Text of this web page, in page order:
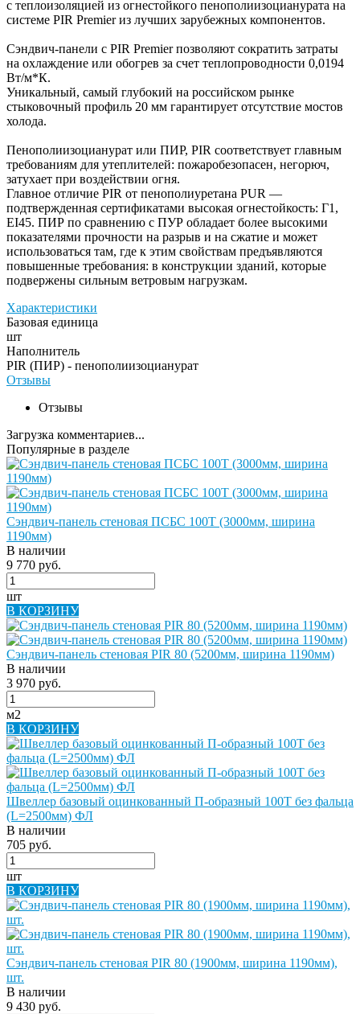
с теплоизоляцией из огнестойкого пенополиизоцианурата на
системе PIR Premier из лучших зарубежных компонентов.
Сэндвич-панели с PIR Premier позволяют сократить затраты
на охлаждение или обогрев за счет теплопроводности 0,0194
Вт/м*К.
Уникальный, самый глубокий на российском рынке
стыковочный профиль 20 мм гарантирует отсутствие мостов
холода.
Пенополиизоцианурат или ПИР, PIR соответствует главным
требованиям для утеплителей: пожаробезопасен, негорюч,
затухает при воздействии огня.
Главное отличие PIR от пенополиуретана PUR —
подтвержденная сертификатами высокая огнестойкость: Г1,
EI45. ПИР по сравнению с ПУР обладает более высокими
показателями прочности на разрыв и на сжатие и может
использоваться там, где к этим свойствам предъявляются
повышенные требования: в конструкции зданий, которые
подвержены сильным ветровым нагрузкам.
Характеристики
Базовая единица
шт
Наполнитель
PIR (ПИР) - пенополиизоцианурат
Отзывы
Отзывы
Загрузка комментариев...
Популярные в разделе
Сэндвич-панель стеновая ПСБС 100Т (3000мм, ширина
1190мм)
В наличии
9 770 руб.
шт
В КОРЗИНУ
Сэндвич-панель стеновая PIR 80 (5200мм, ширина 1190мм)
В наличии
3 970 руб.
м2
В КОРЗИНУ
Швеллер базовый оцинкованный П-образный 100Т без фальца
(L=2500мм) ФЛ
В наличии
705 руб.
шт
В КОРЗИНУ
Сэндвич-панель стеновая PIR 80 (1900мм, ширина 1190мм),
шт.
В наличии
9 430 руб.